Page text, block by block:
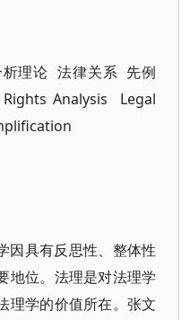
理论 法律关系 先例
Analysis Legal
因具有反思性、整体性
地位。法理是对法理学
理学的价值所在。张文